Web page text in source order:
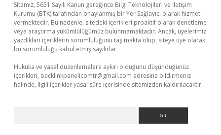
Sitemiz, 5651 Sayılı Kanun gereğince Bilgi Teknolojileri ve İletişim
Kurumu (BTK) tarafından onaylanmış bir Yer Sağlayıcı olarak hizmet
vermektedir. Bu nedenle, sitedeki içerikleri proaktif olarak denetleme
veya araştırma yükümlülüğümüz bulunmamaktadır. Ancak, üyelerimiz
yazdıkları içeriklerin sorumluluğunu taşımakta olup, siteye üye olarak
bu sorumluluğu kabul etmiş sayılırlar.
Hukuka ve yasal düzenlemelere aykırı olduğunu düşündüğünüz
içerikleri, backlinkpanelicomtr@gmail.com adresine bildirmeniz
halinde, ilgili içerikler yasal süre içerisinde sitemizden kaldırılacaktır.